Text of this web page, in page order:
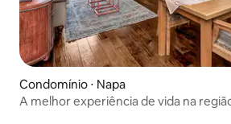
Condomínio ⋅ Napa
A melhor experiência de vida na